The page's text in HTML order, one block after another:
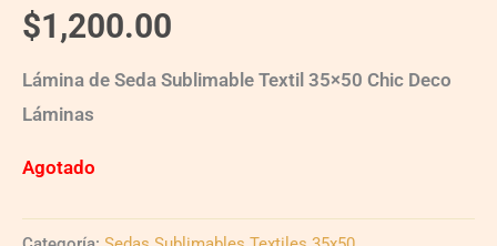
$1,200.00
Lámina de Seda Sublimable Textil 35×50 Chic Deco
Láminas
Agotado